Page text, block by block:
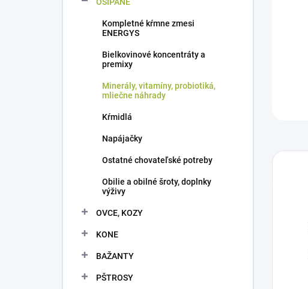
Kompletné kŕmne zmesi
ENERGYS
Bielkovinové koncentráty a
premixy
Minerály, vitamíny, probiotiká,
mliečne náhrady
Kŕmidlá
Napájačky
Ostatné chovateľské potreby
Obilie a obilné šroty, doplnky
výživy
OVCE, KOZY
KONE
BAŽANTY
PŠTROSY